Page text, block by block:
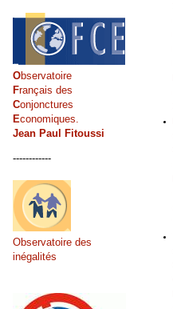
Observatoire
Français des
Conjonctures
Economiques.
Jean Paul Fitoussi
------------
Observatoire des
inégalités